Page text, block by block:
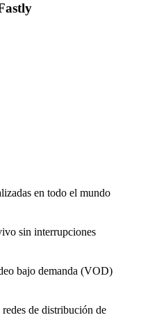
en todo el mundo
sin interrupciones
bajo demanda (VOD)
de distribución de